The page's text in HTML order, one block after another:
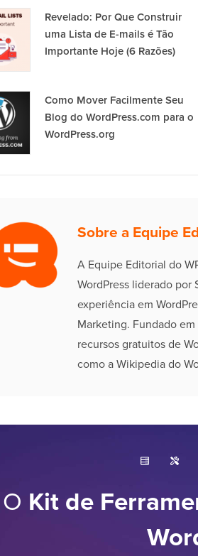
Revelado: Por Que Construir
uma Lista de E-mails é Tão
Importante Hoje (6 Razões)
Como Mover Facilmente Seu
Blog do WordPress.com para o
WordPress.org
Sobre a Equipe
A Equipe Editorial do
WordPress liderado por
experiência em
Marketing. Fundado
recursos gratuitos de
como a Wikipedia do
O Kit de